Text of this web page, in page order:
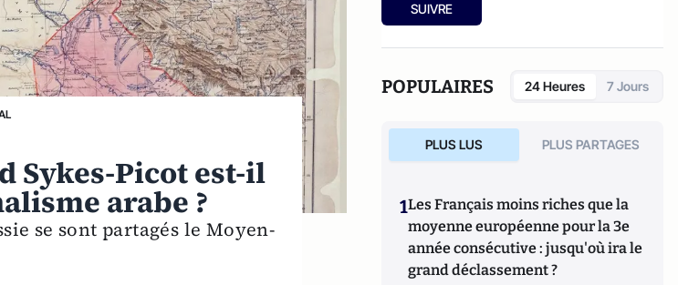
Sykes-Picot est-il
arabe ?
se sont partagés le Moyen-
SUIVRE
POPULAIRES 24 Heures 7 Jours
PLUS LUS PLUS PARTAGES
1Les Français moins riches que la
moyenne européenne pour la 3e
année consécutive : jusqu'où ira le
grand déclassement ?